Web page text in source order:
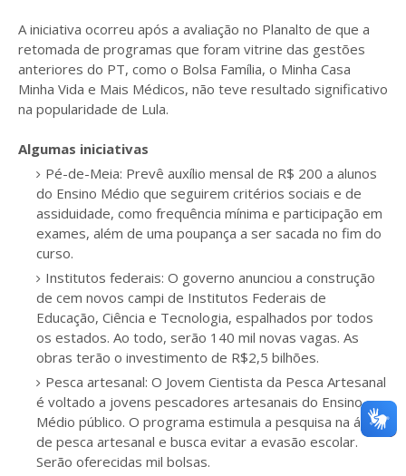
A iniciativa ocorreu após a avaliação no Planalto de que a
retomada de programas que foram vitrine das gestões
anteriores do PT, como o Bolsa Família, o Minha Casa
Minha Vida e Mais Médicos, não teve resultado significativo
na popularidade de Lula.
Algumas iniciativas
Pé-de-Meia: Prevê auxílio mensal de R$ 200 a alunos
do Ensino Médio que seguirem critérios sociais e de
assiduidade, como frequência mínima e participação em
exames, além de uma poupança a ser sacada no fim do
curso.
Institutos federais: O governo anunciou a construção
de cem novos campi de Institutos Federais de
Educação, Ciência e Tecnologia, espalhados por todos
os estados. Ao todo, serão 140 mil novas vagas. As
obras terão o investimento de R$2,5 bilhões.
Pesca artesanal: O Jovem Cientista da Pesca Artesanal
é voltado a jovens pescadores artesanais do Ensino
Médio público. O programa estimula a pesquisa na área
de pesca artesanal e busca evitar a evasão escolar.
Serão oferecidas mil bolsas.